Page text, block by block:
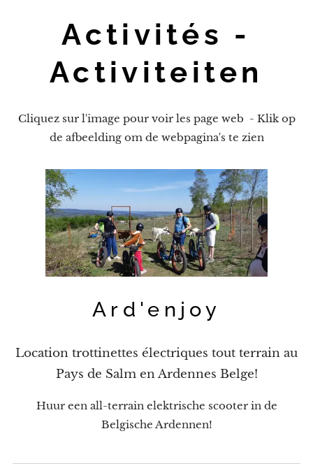
Activités -
Activiteiten
Cliquez sur l'image pour voir les page web - Klik op
de afbeelding om de webpagina's te zien
Ard'enjoy
Location trottinettes électriques tout terrain au
Pays de Salm en Ardennes Belge!
Huur een all-terrain elektrische scooter in de
Belgische Ardennen!